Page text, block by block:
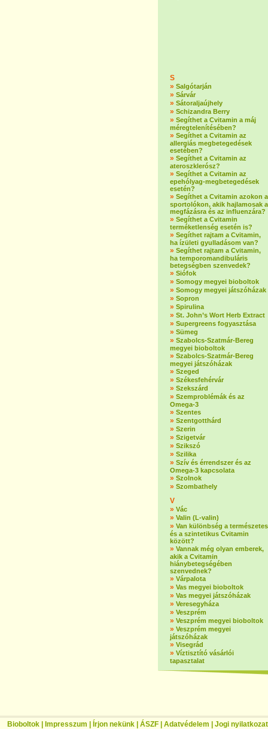
S
» Salgótarján
» Sárvár
» Sátoraljaújhely
» Schizandra Berry
» Segíthet a Cvitamin a máj
méregtelenítésében?
» Segíthet a Cvitamin az
allergiás megbetegedések
esetében?
» Segíthet a Cvitamin az
ateroszklerósz?
» Segíthet a Cvitamin az
epehólyag-megbetegedések
esetén?
» Segíthet a Cvitamin azokon a
sportolókon, akik hajlamosak a
megfázásra és az influenzára?
» Segíthet a Cvitamin
terméketlenség esetén is?
» Segíthet rajtam a Cvitamin,
ha ízületi gyulladásom van?
» Segíthet rajtam a Cvitamin,
ha temporomandibuláris
betegségben szenvedek?
» Siófok
» Somogy megyei bioboltok
» Somogy megyei játszóházak
» Sopron
» Spirulina
» St. John’s Wort Herb Extract
» Supergreens fogyasztása
» Sümeg
» Szabolcs-Szatmár-Bereg
megyei bioboltok
» Szabolcs-Szatmár-Bereg
megyei játszóházak
» Szeged
» Székesfehérvár
» Szekszárd
» Szemproblémák és az
Omega-3
» Szentes
» Szentgotthárd
» Szerin
» Szigetvár
» Szikszó
» Szilika
» Szív és érrendszer és az
Omega-3 kapcsolata
» Szolnok
» Szombathely
V
» Vác
» Valin (L-valin)
» Van különbség a természetes
és a szintetikus Cvitamin
között?
» Vannak még olyan emberek,
akik a Cvitamin
hiánybetegségében
szenvednek?
» Várpalota
» Vas megyei bioboltok
» Vas megyei játszóházak
» Veresegyháza
» Veszprém
» Veszprém megyei bioboltok
» Veszprém megyei
játszóházak
» Visegrád
» Víztisztító vásárlói
tapasztalat
Bioboltok Impresszum Írjon nekünk ÁSZF Adatvédelem Jogi nyilatkozat